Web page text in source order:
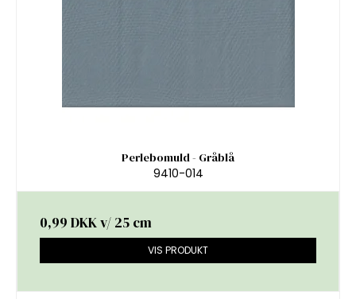
Perlebomuld - Gråblå
9410-014
0,99 DKKv/ 25 cm
VIS PRODUKT